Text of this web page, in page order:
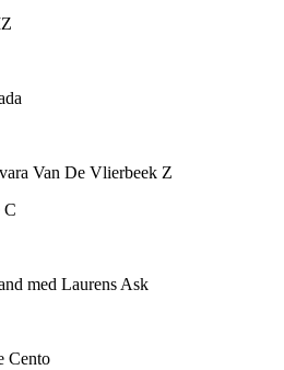
Van De Vlierbeek Z
C
med Laurens Ask
Cento